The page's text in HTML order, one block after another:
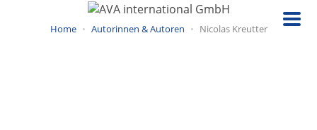
Home Autorinnen & Autoren Nicolas Kreutter